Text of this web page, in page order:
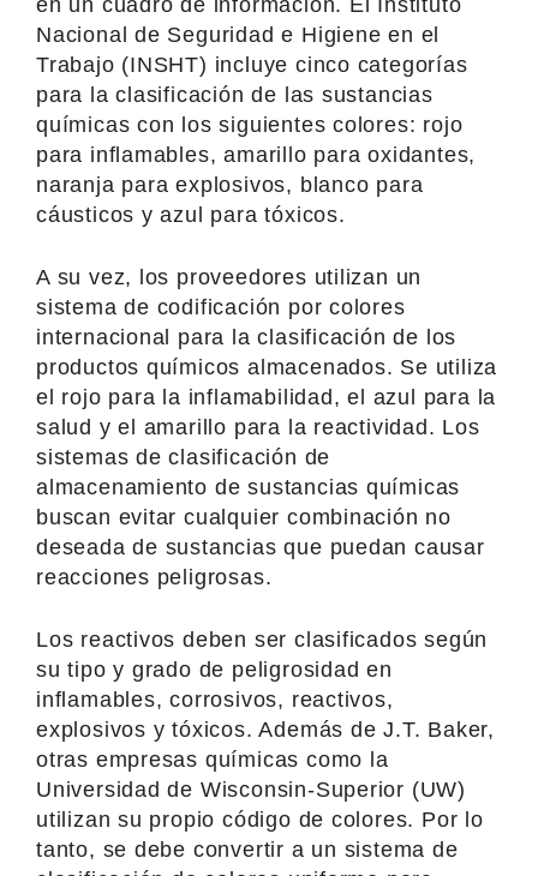
Nacional de Seguridad e Higiene en el
Trabajo (INSHT) incluye cinco categorías
para la clasificación de las sustancias
químicas con los siguientes colores: rojo
para inflamables, amarillo para oxidantes,
naranja para explosivos, blanco para
cáusticos y azul para tóxicos.
A su vez, los proveedores utilizan un
sistema de codificación por colores
internacional para la clasificación de los
productos químicos almacenados. Se utiliza
el rojo para la inflamabilidad, el azul para la
salud y el amarillo para la reactividad. Los
sistemas de clasificación de
almacenamiento de sustancias químicas
buscan evitar cualquier combinación no
deseada de sustancias que puedan causar
reacciones peligrosas.
Los reactivos deben ser clasificados según
su tipo y grado de peligrosidad en
inflamables, corrosivos, reactivos,
explosivos y tóxicos. Además de J.T. Baker,
otras empresas químicas como la
Universidad de Wisconsin-Superior (UW)
utilizan su propio código de colores. Por lo
tanto, se debe convertir a un sistema de